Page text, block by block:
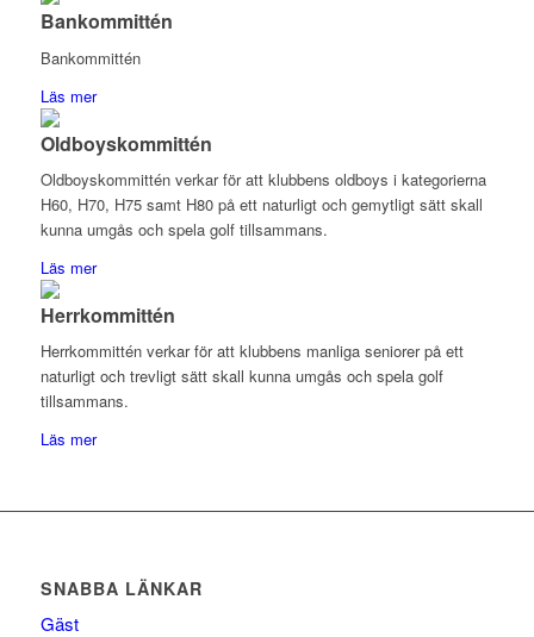
Bankommittén
Bankommittén
Läs mer
Oldboyskommittén
Oldboyskommittén verkar för att klubbens oldboys i kategorierna
H60, H70, H75 samt H80 på ett naturligt och gemytligt sätt skall
kunna umgås och spela golf tillsammans.
Läs mer
Herrkommittén
Herrkommittén verkar för att klubbens manliga seniorer på ett
naturligt och trevligt sätt skall kunna umgås och spela golf
tillsammans.
Läs mer
SNABBA LÄNKAR
Gäst